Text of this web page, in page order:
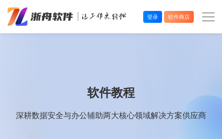
登录 软件商店
软件教程
深耕数据安全与办公辅助两大核心领域解决方案供应商